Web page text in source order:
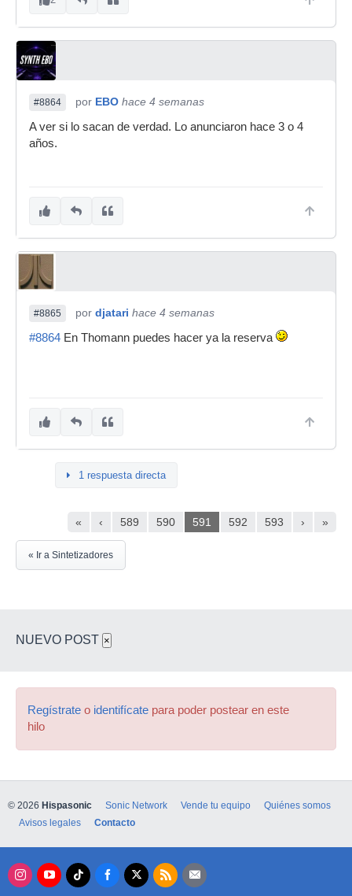
#8864 por EBO hace 4 semanas
A ver si lo sacan de verdad. Lo anunciaron hace 3 o 4
años.
#8865 por djatari hace 4 semanas
#8864 En Thomann puedes hacer ya la reserva
1 respuesta directa
« ‹ 589 590 591 592 593 › »
« Ir a Sintetizadores
NUEVO POST ×
Regístrate o identifícate para poder postear en este
hilo
© 2026 Hispasonic Sonic Network Vende tu equipo
Quiénes somos
Avisos legales
Contacto